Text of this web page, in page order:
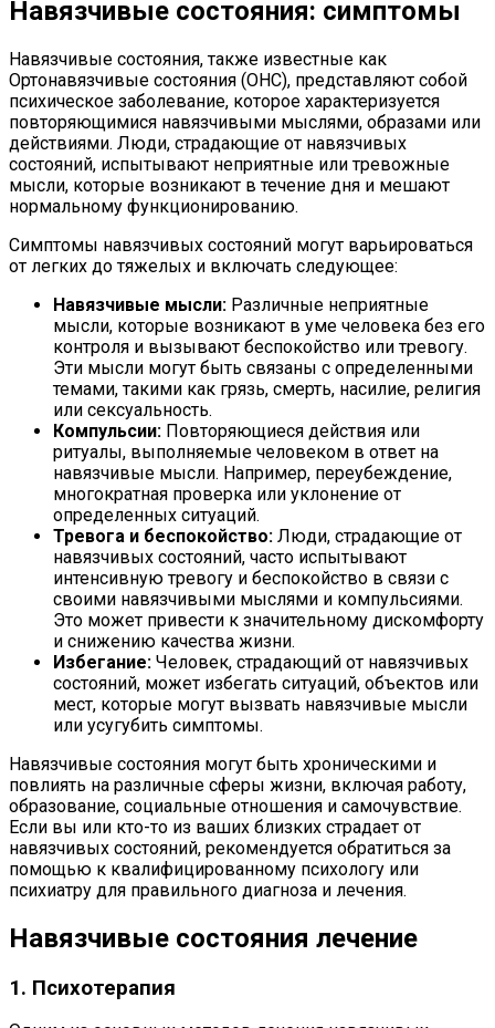
Навязчивые состояния: симптомы
Навязчивые состояния, также известные как
Ортонавязчивые состояния (ОНС), представляют собой
психическое заболевание, которое характеризуется
повторяющимися навязчивыми мыслями, образами или
действиями. Люди, страдающие от навязчивых
состояний, испытывают неприятные или тревожные
мысли, которые возникают в течение дня и мешают
нормальному функционированию.
Симптомы навязчивых состояний могут варьироваться
от легких до тяжелых и включать следующее:
Навязчивые мысли: Различные неприятные
мысли, которые возникают в уме человека без его
контроля и вызывают беспокойство или тревогу.
Эти мысли могут быть связаны с определенными
темами, такими как грязь, смерть, насилие, религия
или сексуальность.
Компульсии: Повторяющиеся действия или
ритуалы, выполняемые человеком в ответ на
навязчивые мысли. Например, переубеждение,
многократная проверка или уклонение от
определенных ситуаций.
Тревога и беспокойство: Люди, страдающие от
навязчивых состояний, часто испытывают
интенсивную тревогу и беспокойство в связи с
своими навязчивыми мыслями и компульсиями.
Это может привести к значительному дискомфорту
и снижению качества жизни.
Избегание: Человек, страдающий от навязчивых
состояний, может избегать ситуаций, объектов или
мест, которые могут вызвать навязчивые мысли
или усугубить симптомы.
Навязчивые состояния могут быть хроническими и
повлиять на различные сферы жизни, включая работу,
образование, социальные отношения и самочувствие.
Если вы или кто-то из ваших близких страдает от
навязчивых состояний, рекомендуется обратиться за
помощью к квалифицированному психологу или
психиатру для правильного диагноза и лечения.
Навязчивые состояния лечение
1. Психотерапия